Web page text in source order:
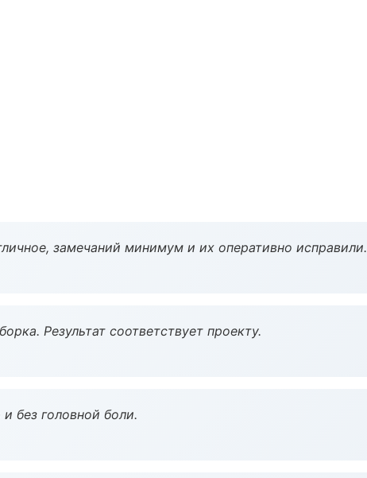
замечаний минимум и их оперативно исправили.
Результат соответствует проекту.
без головной боли.